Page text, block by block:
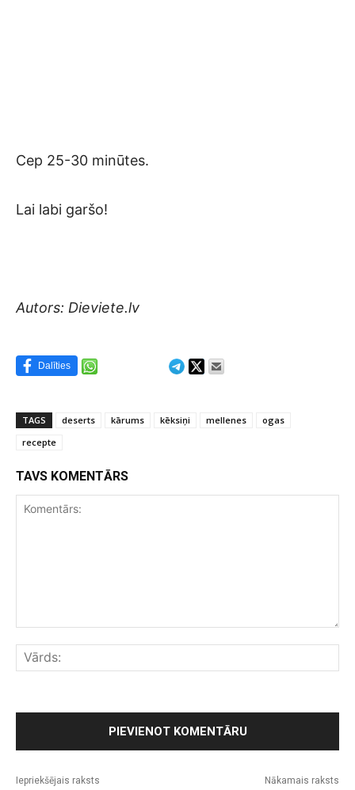
Cep 25-30 minūtes.
Lai labi garšo!
Autors: Dieviete.lv
Dalīties
TAGS deserts kārums kēksiņi mellenes
ogas
recepte
TAVS KOMENTĀRS
Iepriekšējais raksts Nākamais raksts